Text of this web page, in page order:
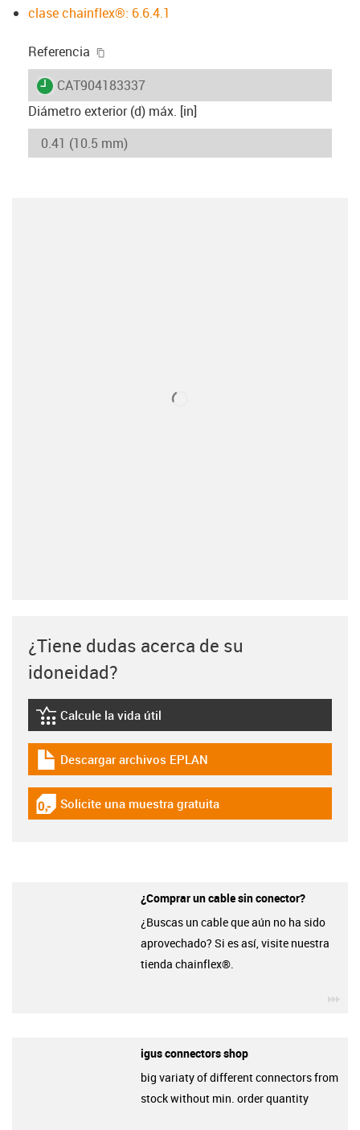
clase chainflex®: 6.6.4.1
Referencia
igus-icon-lieferzeit
CAT904183337
Diámetro exterior (d) máx. [in]
¿Tiene dudas acerca de su
idoneidad?
igus-icon-lebensdauerrechner
Calcule la vida útil
igus-icon-download-plan
Descargar archivos EPLAN
igus-icon-gratismuster
Solicite una muestra gratuita
¿Comprar un cable sin conector?
¿Buscas un cable que aún no ha sido
aprovechado? Si es así, visite nuestra
tienda chainflex®.
igus connectors shop
big variaty of different connectors from
stock without min. order quantity